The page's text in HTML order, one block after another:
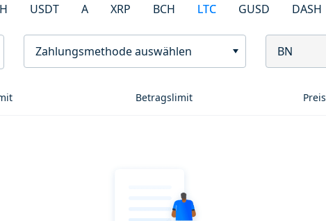
USDT A XRP BCH LTC GUSD DASH
Zahlungsmethode auswählen BN
Betragslimit Preis